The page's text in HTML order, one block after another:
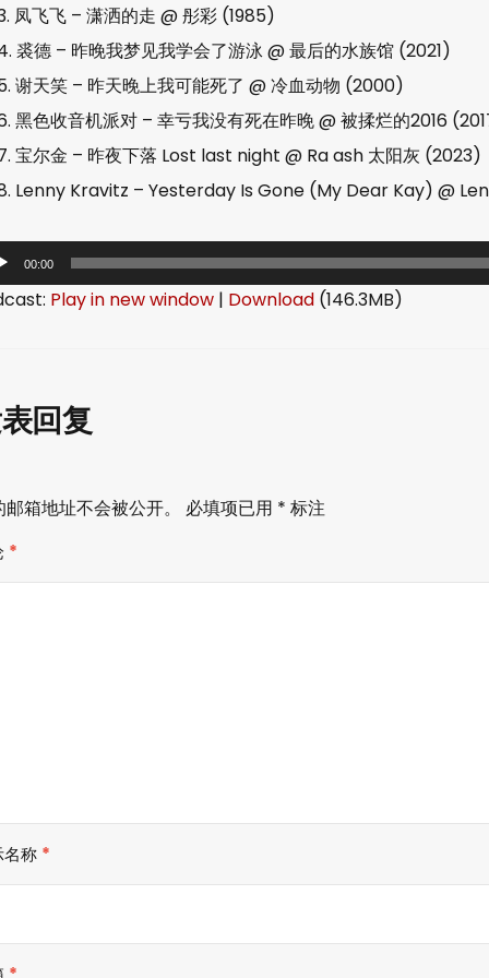
凤飞飞 – 潇洒的走 @ 彤彩 (1985)
裘德 – 昨晚我梦见我学会了游泳 @ 最后的水族馆 (2021)
谢天笑 – 昨天晚上我可能死了 @ 冷血动物 (2000)
黑色收音机派对 – 幸亏我没有死在昨晚 @ 被揉烂的2016
宝尔金 – 昨夜下落 Lost last night @ Ra ash 太阳灰 (2023)
Lenny Kravitz – Yesterday Is Gone (My Dear Kay) @
00:00
Play in new window | Download (146.3MB)
回复
箱地址不会被公开。 必填项已用 * 标注
*
名称 *